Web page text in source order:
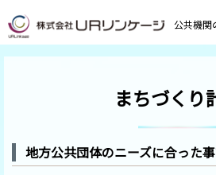
公共機関
まちづくり
地方公共団体のニーズに合った